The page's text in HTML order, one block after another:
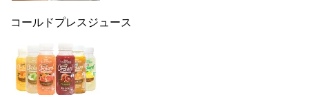
コールドプレスジュース